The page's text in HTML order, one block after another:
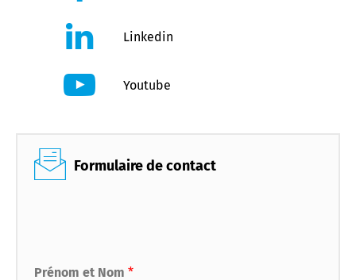
Linkedin
Youtube
Formulaire de contact
Prénom et Nom *